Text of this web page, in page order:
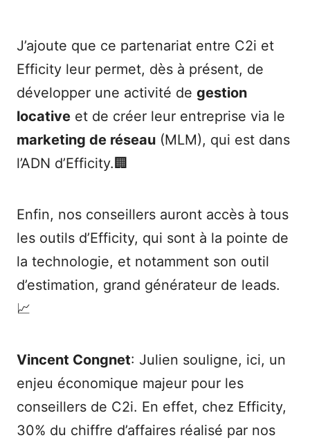
J’ajoute que ce partenariat entre C2i et
Efficity leur permet, dès à présent, de
développer une activité de gestion
locative et de créer leur entreprise via le
marketing de réseau (MLM), qui est dans
l’ADN d’Efficity.🏢
Enfin, nos conseillers auront accès à tous
les outils d’Efficity, qui sont à la pointe de
la technologie, et notamment son outil
d’estimation, grand générateur de leads.
📈
Vincent Congnet: Julien souligne, ici, un
enjeu économique majeur pour les
conseillers de C2i. En effet, chez Efficity,
30% du chiffre d’affaires réalisé par nos